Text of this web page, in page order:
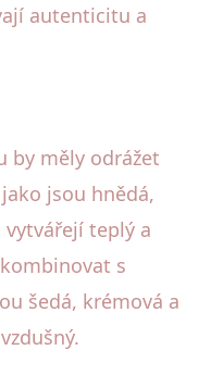
autenticitu a
by měly odrážet
jsou hnědá,
vytvářejí teplý a
s
šedá, krémová a